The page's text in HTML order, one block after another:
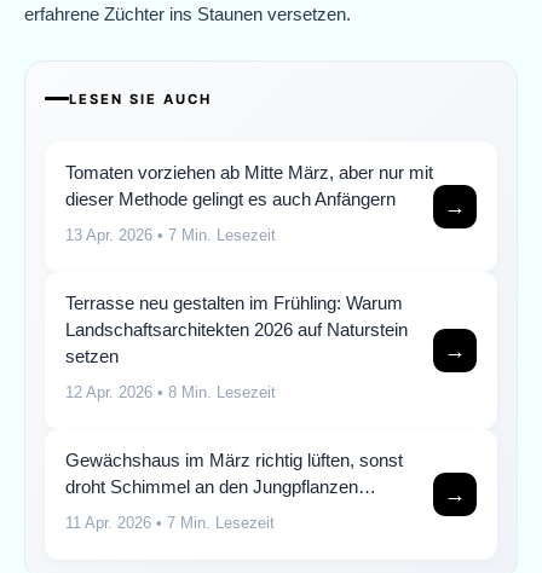
erfahrene Züchter ins Staunen versetzen.
LESEN SIE AUCH
Tomaten vorziehen ab Mitte März, aber nur mit
dieser Methode gelingt es auch Anfängern
13 Apr. 2026 • 7 Min. Lesezeit
→
Terrasse neu gestalten im Frühling: Warum
Landschaftsarchitekten 2026 auf Naturstein
setzen
12 Apr. 2026 • 8 Min. Lesezeit
→
Gewächshaus im März richtig lüften, sonst
droht Schimmel an den Jungpflanzen…
11 Apr. 2026 • 7 Min. Lesezeit
→